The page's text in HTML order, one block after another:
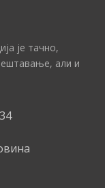
је тачно,
али и